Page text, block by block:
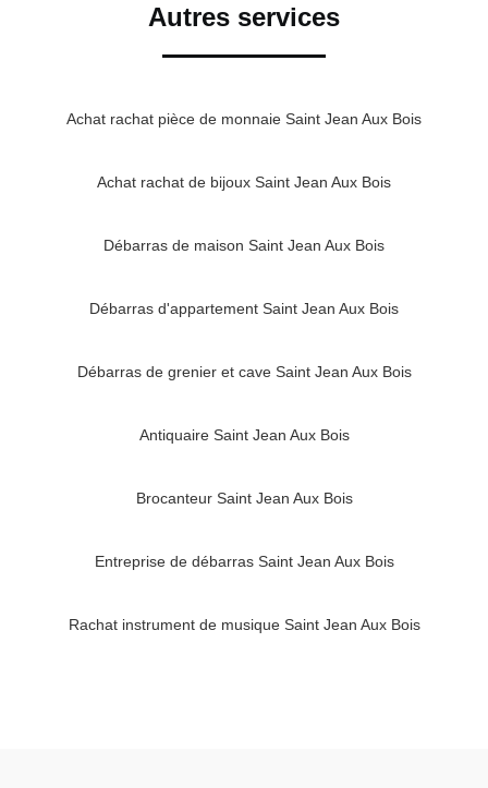
Autres services
Achat rachat pièce de monnaie Saint Jean Aux Bois
Achat rachat de bijoux Saint Jean Aux Bois
Débarras de maison Saint Jean Aux Bois
Débarras d'appartement Saint Jean Aux Bois
Débarras de grenier et cave Saint Jean Aux Bois
Antiquaire Saint Jean Aux Bois
Brocanteur Saint Jean Aux Bois
Entreprise de débarras Saint Jean Aux Bois
Rachat instrument de musique Saint Jean Aux Bois